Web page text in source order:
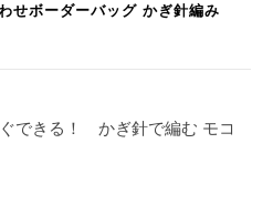
せボーダーバッグ かぎ針編み
できる！ かぎ針で編む モコ